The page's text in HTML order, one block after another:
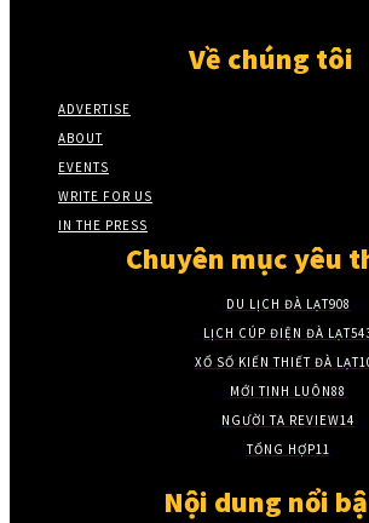
Về chúng tôi
ADVERTISE
ABOUT
EVENTS
WRITE FOR US
IN THE PRESS
Chuyên mục yêu
DU LỊCH ĐÀ LẠT908
LỊCH CÚP ĐIỆN ĐÀ LẠT
XỔ SỐ KIẾN THIẾT ĐÀ LẠT
MỚI TINH LUÔN88
NGƯỜI TA REVIEW14
TỔNG HỢP11
Nội dung nổi